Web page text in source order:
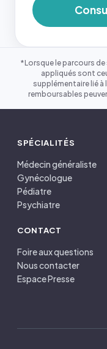
*Lorsque le parcours
appliqués sont
supplémentaire lié
remboursables
SPÉCIALITÉS
Médecin généraliste
Gynécologue
Pédiatre
Psychiatre
CONTACT
Foire aux questions
Nous contacter
Espace Presse